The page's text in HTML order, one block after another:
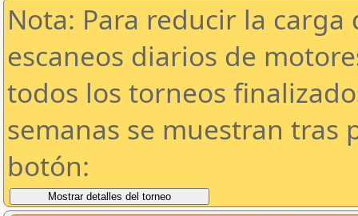
Nota: Para reducir la
escaneos diarios de
todos los torneos
semanas se muestran tras
botón: